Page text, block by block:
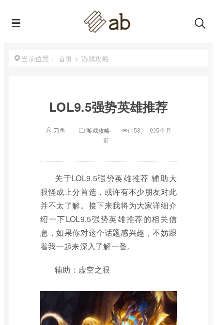
当前位置： 首页 > 游戏攻略
LOL9.5强势英雄推荐
刀鱼 游戏攻略 (158)
5个月
前
关于LOL9.5强势英雄推荐 辅助大
眼怪成上分首选，或许有不少朋友对此
并不太了解。接下来我将为大家详细介
绍一下LOL9.5强势英雄推荐的相关信
息，如果你对这个话题感兴趣，不妨跟
着我一起来深入了解一番。
辅助：虚空之眼